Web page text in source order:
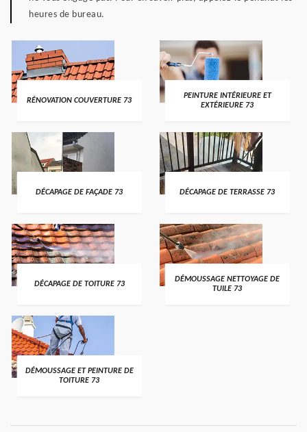
heures de bureau.
RÉNOVATION COUVERTURE 73
PEINTURE INTÉRIEURE ET
EXTÉRIEURE 73
DÉCAPAGE DE FAÇADE 73 DÉCAPAGE DE TERRASSE 73
DÉCAPAGE DE TOITURE 73
DÉMOUSSAGE NETTOYAGE DE
TUILE 73
DÉMOUSSAGE ET PEINTURE DE
TOITURE 73